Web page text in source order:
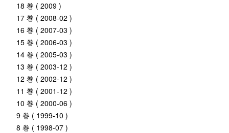
18 巻 ( 2009 )
17 巻 ( 2008-02 )
16 巻 ( 2007-03 )
15 巻 ( 2006-03 )
14 巻 ( 2005-03 )
13 巻 ( 2003-12 )
12 巻 ( 2002-12 )
11 巻 ( 2001-12 )
10 巻 ( 2000-06 )
9 巻 ( 1999-10 )
8 巻 ( 1998-07 )